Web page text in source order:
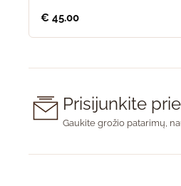
€ 45.00
Prisijunkite
Gaukite grožio patarimų,